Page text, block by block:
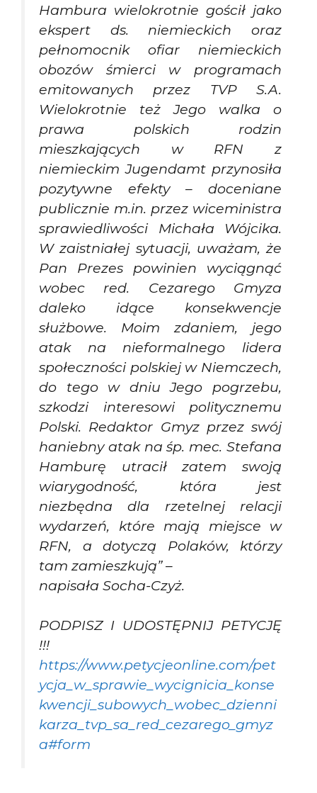
Hambura wielokrotnie gościł jako
ekspert ds. niemieckich oraz
pełnomocnik ofiar niemieckich
obozów śmierci w programach
emitowanych przez TVP S.A.
Wielokrotnie też Jego walka o
prawa polskich rodzin
mieszkających w RFN z
niemieckim Jugendamt przynosiła
pozytywne efekty – doceniane
publicznie m.in. przez wiceministra
sprawiedliwości Michała Wójcika.
W zaistniałej sytuacji, uważam, że
Pan Prezes powinien wyciągnąć
wobec red. Cezarego Gmyza
daleko idące konsekwencje
służbowe. Moim zdaniem, jego
atak na nieformalnego lidera
społeczności polskiej w Niemczech,
do tego w dniu Jego pogrzebu,
szkodzi interesowi politycznemu
Polski. Redaktor Gmyz przez swój
haniebny atak na śp. mec. Stefana
Hamburę utracił zatem swoją
wiarygodność, która jest
niezbędna dla rzetelnej relacji
wydarzeń, które mają miejsce w
RFN, a dotyczą Polaków, którzy
tam zamieszkują”–
napisała Socha-Czyż.
PODPISZ I UDOSTĘPNIJ PETYCJĘ
!!!
https://www.petycjeonline.com/pet
ycja_w_sprawie_wycignicia_konse
kwencji_subowych_wobec_dzienni
karza_tvp_sa_red_cezarego_gmyz
a#form